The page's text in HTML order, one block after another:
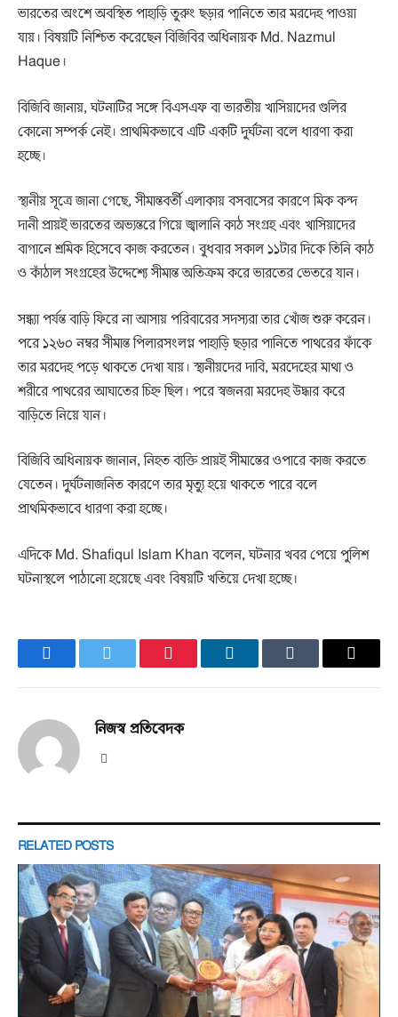
ভারতের অংশে অবস্থিত পাহাড়ি তুরুং ছড়ার পানিতে তার মরদেহ পাওয়া
যায়। বিষয়টি নিশ্চিত করেছেন বিজিবির অধিনায়কMd. Nazmul
Haque।
বিজিবি জানায়, ঘটনাটির সঙ্গে বিএসএফ বা ভারতীয় খাসিয়াদের গুলির
কোনো সম্পর্ক নেই। প্রাথমিকভাবে এটি একটি দুর্ঘটনা বলে ধারণা করা
হচ্ছে।
স্থানীয় সূত্রে জানা গেছে, সীমান্তবর্তী এলাকায় বসবাসের কারণে মিক কন্দ
দানী প্রায়ই ভারতের অভ্যন্তরে গিয়ে জ্বালানি কাঠ সংগ্রহ এবং খাসিয়াদের
বাগানে শ্রমিক হিসেবে কাজ করতেন। বুধবার সকাল ১১টার দিকে তিনি কাঠ
ও কাঁঠাল সংগ্রহের উদ্দেশ্যে সীমান্ত অতিক্রম করে ভারতের ভেতরে যান।
সন্ধ্যা পর্যন্ত বাড়ি ফিরে না আসায় পরিবারের সদস্যরা তার খোঁজ শুরু করেন।
পরে ১২৬০ নম্বর সীমান্ত পিলারসংলগ্ন পাহাড়ি ছড়ার পানিতে পাথরের ফাঁকে
তার মরদেহ পড়ে থাকতে দেখা যায়। স্থানীয়দের দাবি, মরদেহের মাথা ও
শরীরে পাথরের আঘাতের চিহ্ন ছিল। পরে স্বজনরা মরদেহ উদ্ধার করে
বাড়িতে নিয়ে যান।
বিজিবি অধিনায়ক জানান, নিহত ব্যক্তি প্রায়ই সীমান্তের ওপারে কাজ করতে
যেতেন। দুর্ঘটনাজনিত কারণে তার মৃত্যু হয়ে থাকতে পারে বলে
প্রাথমিকভাবে ধারণা করা হচ্ছে।
এদিকেMd. Shafiqul Islam Khanবলেন, ঘটনার খবর পেয়ে পুলিশ
ঘটনাস্থলে পাঠানো হয়েছে এবং বিষয়টি খতিয়ে দেখা হচ্ছে।
FacebookTwitter PinterestLinkedInTumblr Email
নিজস্ব প্রতিবেদক
RELATED POSTS